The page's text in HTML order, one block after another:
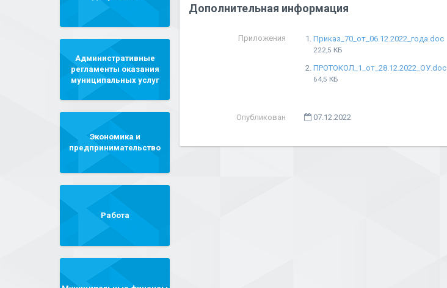
Административные
регламенты оказания
муниципальных услуг
Экономика и
предпринимательство
Работа
Дополнительная информация
Приложения Приказ_70_от_06.12.2022_года.doc
222,5 КБ
ПРОТОКОЛ_1_от_28.12.2022_ОУ.doc
64,5 КБ
Опубликован 07.12.2022